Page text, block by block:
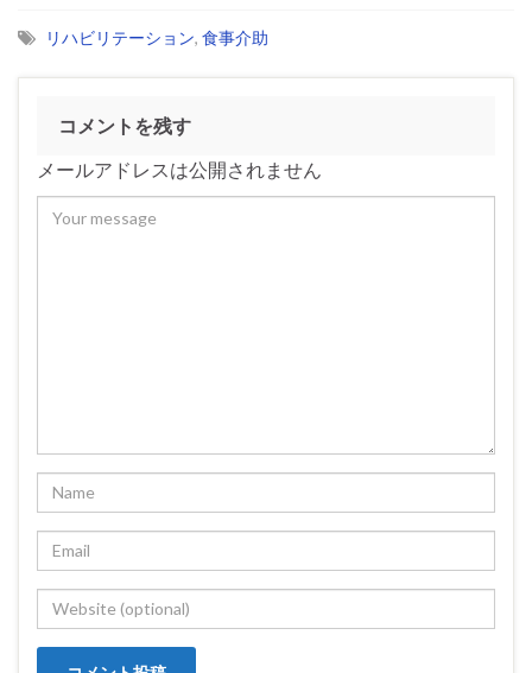
リハビリテーション, 食事介助
コメントを残す
メールアドレスは公開されません